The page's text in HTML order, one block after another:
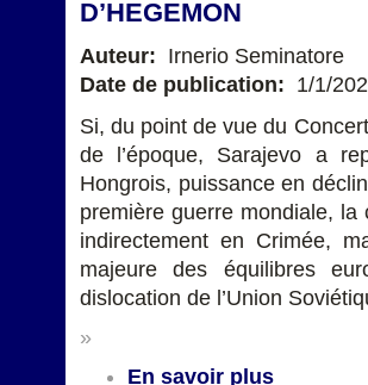
D’HEGEMON
Auteur: Irnerio Seminatore
Date de publication: 1/1/
Si, du point de vue du
de l’époque, Sarajevo a
Hongrois, puissance en
première guerre mondiale,
indirectement en Crimée,
majeure des équilibres
dislocation de l’Union
»
En savoir plus